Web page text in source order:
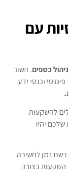
עם
ניהול כספים. חשוב
וכנסי ידע
להשקעות
יהיו
זמן לחשיבה
השקעות בצורה